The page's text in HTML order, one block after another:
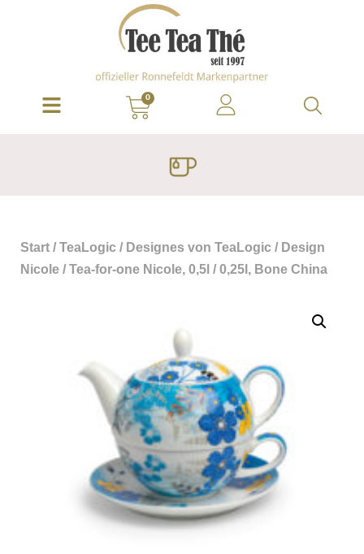
0
Start / TeaLogic / Designes von TeaLogic / Design
Nicole / Tea-for-one Nicole, 0,5l / 0,25l, Bone China